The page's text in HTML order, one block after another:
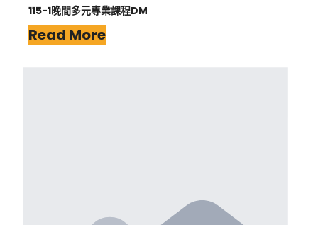
115-1晚間多元專業課程DM
Read More